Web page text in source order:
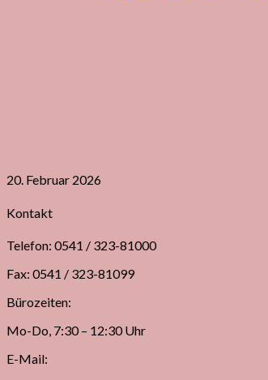
20. Februar 2026
Kontakt
Telefon: 0541 / 323-81000
Fax: 0541 / 323-81099
Bürozeiten:
Mo-Do, 7:30 – 12:30 Uhr
E-Mail: